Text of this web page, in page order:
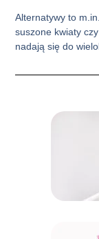
Alternatywy to
suszone kwiaty
nadają się do